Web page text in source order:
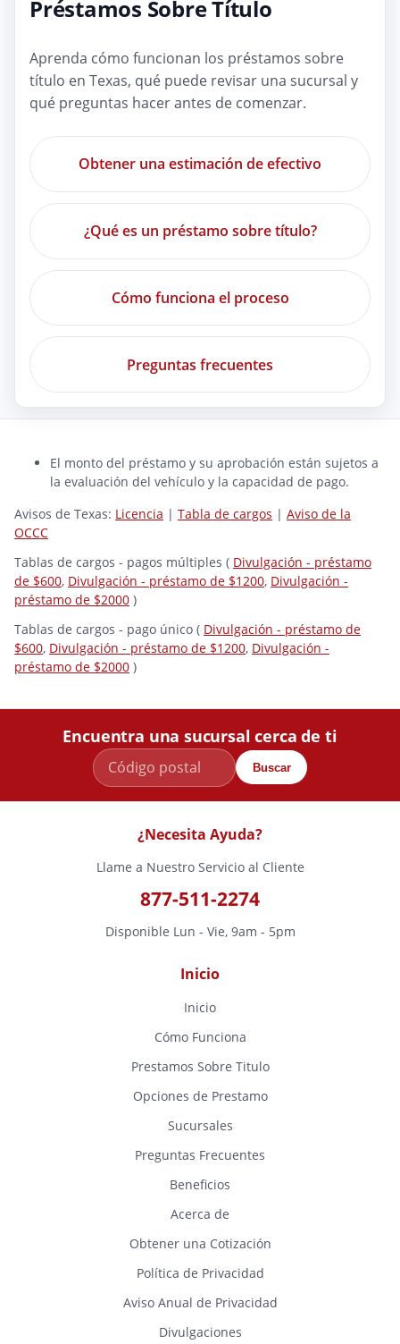
Préstamos Sobre Título
Aprenda cómo funcionan los préstamos sobre
título en Texas, qué puede revisar una sucursal y
qué preguntas hacer antes de comenzar.
Obtener una estimación de efectivo
¿Qué es un préstamo sobre título?
Cómo funciona el proceso
Preguntas frecuentes
El monto del préstamo y su aprobación están sujetos a
la evaluación del vehículo y la capacidad de pago.
Avisos de Texas: Licencia | Tabla de cargos | Aviso de la
OCCC
Tablas de cargos - pagos múltiples ( Divulgación - préstamo
de $600, Divulgación - préstamo de $1200, Divulgación -
préstamo de $2000 )
Tablas de cargos - pago único ( Divulgación - préstamo de
$600, Divulgación - préstamo de $1200, Divulgación -
préstamo de $2000 )
Encuentra una sucursal cerca de ti
Buscar
¿Necesita Ayuda?
Llame a Nuestro Servicio al Cliente
877-511-2274
Disponible Lun - Vie, 9am - 5pm
Inicio
Inicio
Cómo Funciona
Prestamos Sobre Titulo
Opciones de Prestamo
Sucursales
Preguntas Frecuentes
Beneficios
Acerca de
Obtener una Cotización
Política de Privacidad
Aviso Anual de Privacidad
Divulgaciones